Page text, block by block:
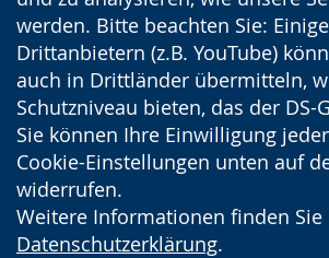
werden. Bitte beachten Sie:
Drittanbietern (z.B. YouTube)
auch in Drittländer übermitteln,
Schutzniveau bieten, das der DS-
Sie können Ihre Einwilligung
Cookie-Einstellungen unten auf
widerrufen.
Weitere Informationen finden
Datenschutzerklärung.